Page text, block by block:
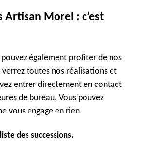
Artisan Morel : c’est
également profiter de nos
toutes nos réalisations et
entrer directement en contact
de bureau. Vous pouvez
vous engage en rien.
des successions.